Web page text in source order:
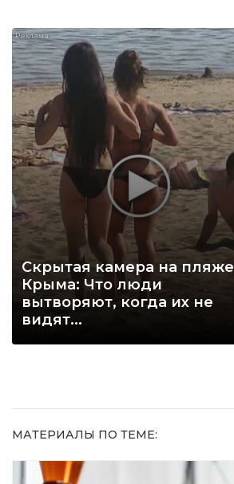
Скрытая камера на пляже
Крыма: Что люди
вытворяют, когда их не
видят...
МАТЕРИАЛЫ ПО ТЕМЕ: